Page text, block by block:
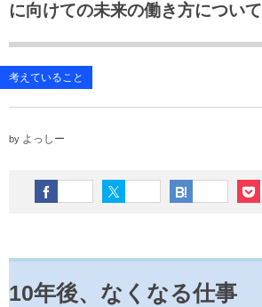
に向けての未来の働き方について
考えていること
by よっしー
10年後、なくなる仕事